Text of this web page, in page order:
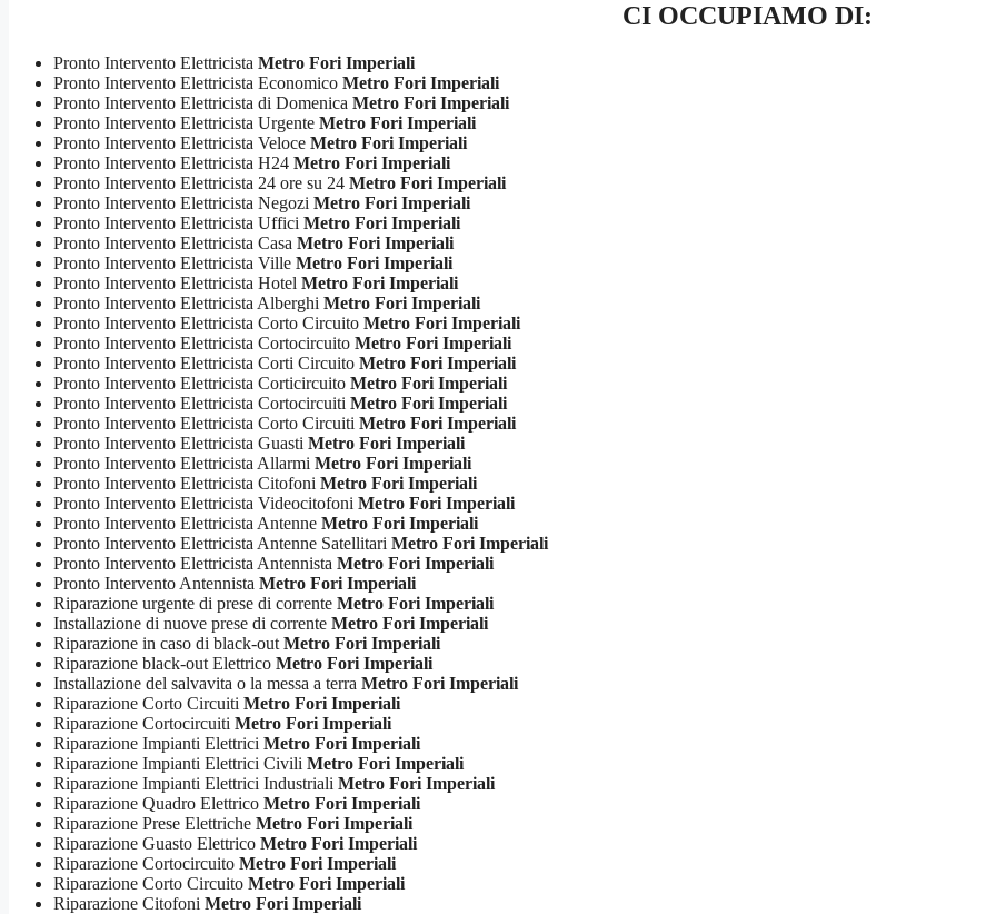
CI OCCUPIAMO DI:
Pronto Intervento Elettricista Metro Fori Imperiali
Pronto Intervento Elettricista Economico Metro Fori Imperiali
Pronto Intervento Elettricista di Domenica Metro Fori Imperiali
Pronto Intervento Elettricista Urgente Metro Fori Imperiali
Pronto Intervento Elettricista Veloce Metro Fori Imperiali
Pronto Intervento Elettricista H24 Metro Fori Imperiali
Pronto Intervento Elettricista 24 ore su 24 Metro Fori Imperiali
Pronto Intervento Elettricista Negozi Metro Fori Imperiali
Pronto Intervento Elettricista Uffici Metro Fori Imperiali
Pronto Intervento Elettricista Casa Metro Fori Imperiali
Pronto Intervento Elettricista Ville Metro Fori Imperiali
Pronto Intervento Elettricista Hotel Metro Fori Imperiali
Pronto Intervento Elettricista Alberghi Metro Fori Imperiali
Pronto Intervento Elettricista Corto Circuito Metro Fori Imperiali
Pronto Intervento Elettricista Cortocircuito Metro Fori Imperiali
Pronto Intervento Elettricista Corti Circuito Metro Fori Imperiali
Pronto Intervento Elettricista Corticircuito Metro Fori Imperiali
Pronto Intervento Elettricista Cortocircuiti Metro Fori Imperiali
Pronto Intervento Elettricista Corto Circuiti Metro Fori Imperiali
Pronto Intervento Elettricista Guasti Metro Fori Imperiali
Pronto Intervento Elettricista Allarmi Metro Fori Imperiali
Pronto Intervento Elettricista Citofoni Metro Fori Imperiali
Pronto Intervento Elettricista Videocitofoni Metro Fori Imperiali
Pronto Intervento Elettricista Antenne Metro Fori Imperiali
Pronto Intervento Elettricista Antenne Satellitari Metro Fori Imperiali
Pronto Intervento Elettricista Antennista Metro Fori Imperiali
Pronto Intervento Antennista Metro Fori Imperiali
Riparazione urgente di prese di corrente Metro Fori Imperiali
Installazione di nuove prese di corrente Metro Fori Imperiali
Riparazione in caso di black-out Metro Fori Imperiali
Riparazione black-out Elettrico Metro Fori Imperiali
Installazione del salvavita o la messa a terra Metro Fori Imperiali
Riparazione Corto Circuiti Metro Fori Imperiali
Riparazione Cortocircuiti Metro Fori Imperiali
Riparazione Impianti Elettrici Metro Fori Imperiali
Riparazione Impianti Elettrici Civili Metro Fori Imperiali
Riparazione Impianti Elettrici Industriali Metro Fori Imperiali
Riparazione Quadro Elettrico Metro Fori Imperiali
Riparazione Prese Elettriche Metro Fori Imperiali
Riparazione Guasto Elettrico Metro Fori Imperiali
Riparazione Cortocircuito Metro Fori Imperiali
Riparazione Corto Circuito Metro Fori Imperiali
Riparazione Citofoni Metro Fori Imperiali